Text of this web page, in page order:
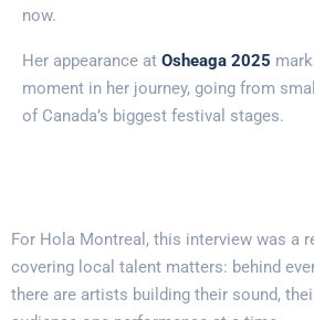
now.
Her appearance at Osheaga 2025
moment in her journey, going from
of Canada’s biggest festival stages.
For Hola Montreal, this interview was a
covering local talent matters: behind
there are artists building their sound,